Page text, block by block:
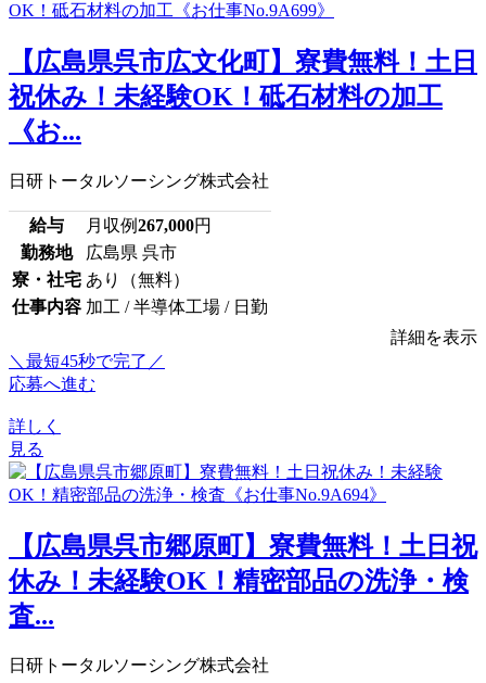
【広島県呉市広文化町】寮費無料！土日
祝休み！未経験OK！砥石材料の加工
《お...
日研トータルソーシング株式会社
給与 月収例267,000円
勤務地
広島県 呉市
寮・社宅 あり（無料）
仕事内容 加工 / 半導体工場 / 日勤
詳細を表示
＼最短45秒で完了／
応募へ進む
詳しく
見る
【広島県呉市郷原町】寮費無料！土日祝
休み！未経験OK！精密部品の洗浄・検
査...
日研トータルソーシング株式会社